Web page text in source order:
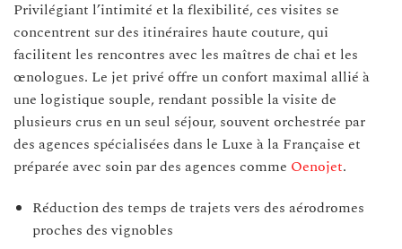
Privilégiant l’intimité et la flexibilité, ces visites se
concentrent sur des itinéraires haute couture, qui
facilitent les rencontres avec les maîtres de chai et les
œnologues. Le jet privé offre un confort maximal allié à
une logistique souple, rendant possible la visite de
plusieurs crus en un seul séjour, souvent orchestrée par
des agences spécialisées dans le Luxe à la Française et
préparée avec soin par des agences comme Oenojet.
Réduction des temps de trajets vers des aérodromes
proches des vignobles